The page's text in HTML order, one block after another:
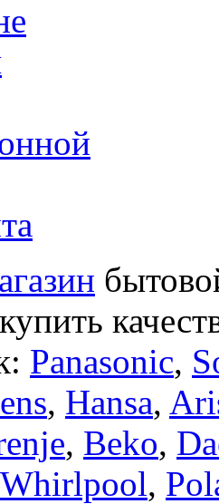
Panasonic,
, Hansa,
, Beko,
Whirlpool,